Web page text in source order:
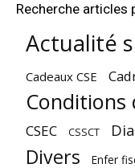
Recherche articles
Actualité
Cadeaux CSE
Conditions
CSEC CSSCT
Divers Enfer